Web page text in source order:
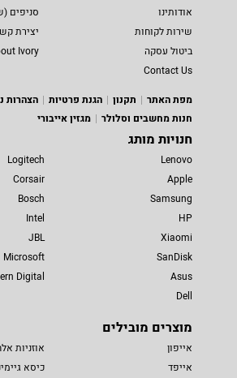
אודותינו
סניפים
שירות לקוחות
יצירת
ביטול עסקה
Ivory
Contact Us
מפת האתר
תקנון הגנת פרטיות
הצהרות
חנות מחשבים וסלולר
מגזין אייבורי
חנויות מותג
Lenovo
Apple
Samsung
HP
Xiaomi
SanDisk
Asus
Dell
Logitech
Corsair
Bosch
Intel
JBL
Microsoft
Digital
מוצרים מובילים
אייפון
אייפד
אוזניות
כיסא